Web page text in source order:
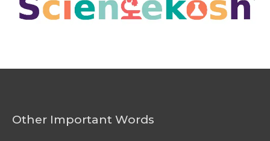
Other Important Words